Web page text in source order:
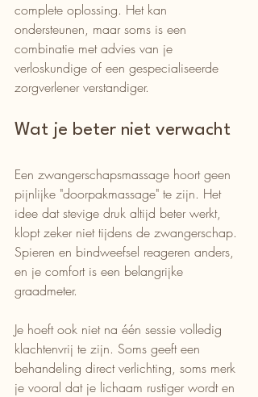
complete oplossing. Het kan
ondersteunen, maar soms is een
combinatie met advies van je
verloskundige of een gespecialiseerde
zorgverlener verstandiger.
Wat je beter niet verwacht
Een zwangerschapsmassage hoort geen
pijnlijke "doorpakmassage" te zijn. Het
idee dat stevige druk altijd beter werkt,
klopt zeker niet tijdens de zwangerschap.
Spieren en bindweefsel reageren anders,
en je comfort is een belangrijke
graadmeter.
Je hoeft ook niet na één sessie volledig
klachtenvrij te zijn. Soms geeft een
behandeling direct verlichting, soms merk
je vooral dat je lichaam rustiger wordt en